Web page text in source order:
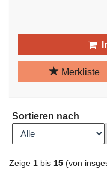
Merkliste
Sortieren nach
Zeige 1 bis 15 (von